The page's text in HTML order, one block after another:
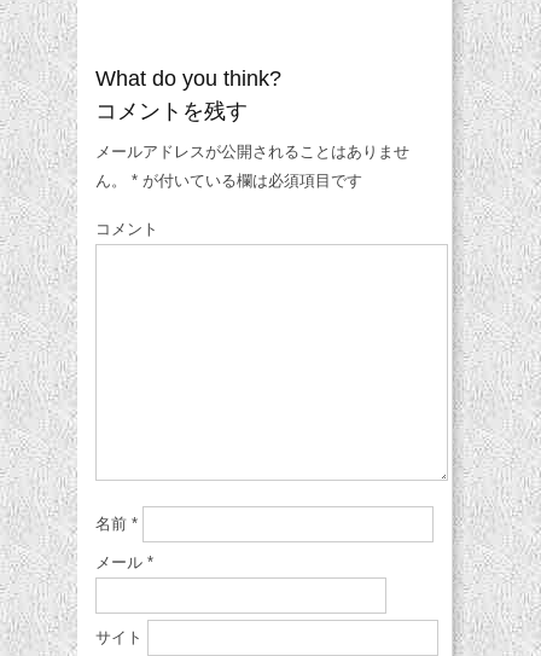
What do you think?
コメントを残す
メールアドレスが公開されることはありませ
ん。
* が付いている欄は必須項目です
コメント
名前 *
メール *
サイト